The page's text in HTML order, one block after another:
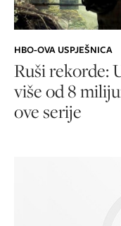
HBO-OVA USPJEŠNICA
Ruši rekorde:
više od 8
ove serije